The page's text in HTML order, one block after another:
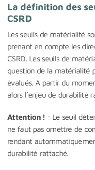
La définition des
CSRD
Les seuils de matérialité
prenant en compte les
CSRD. Les seuils de
question de la matérialité
évalués. A partir du
alors l’enjeu de durabilité
Attention ! : Le seuil
ne faut pas omettre de
rendant
durabilité rattaché.